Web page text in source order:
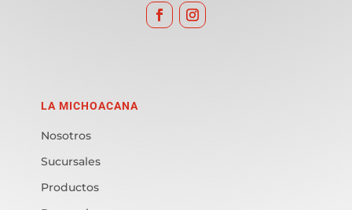
LA MICHOACANA
Nosotros
Sucursales
Productos